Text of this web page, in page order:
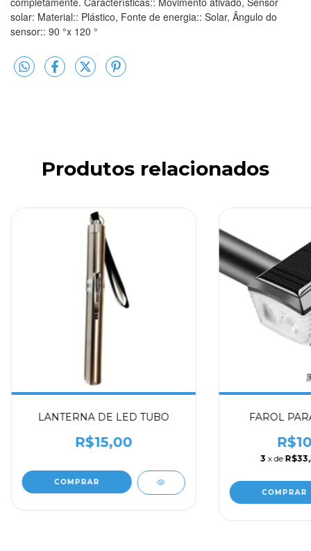
solar: Material:: Plástico, Fonte de energia:: Solar, Ângulo do
sensor:: 90 °x 120 °
Produtos relacionados
LANTERNA DE LED TUBO
R$15,00
FAROL
3 x de